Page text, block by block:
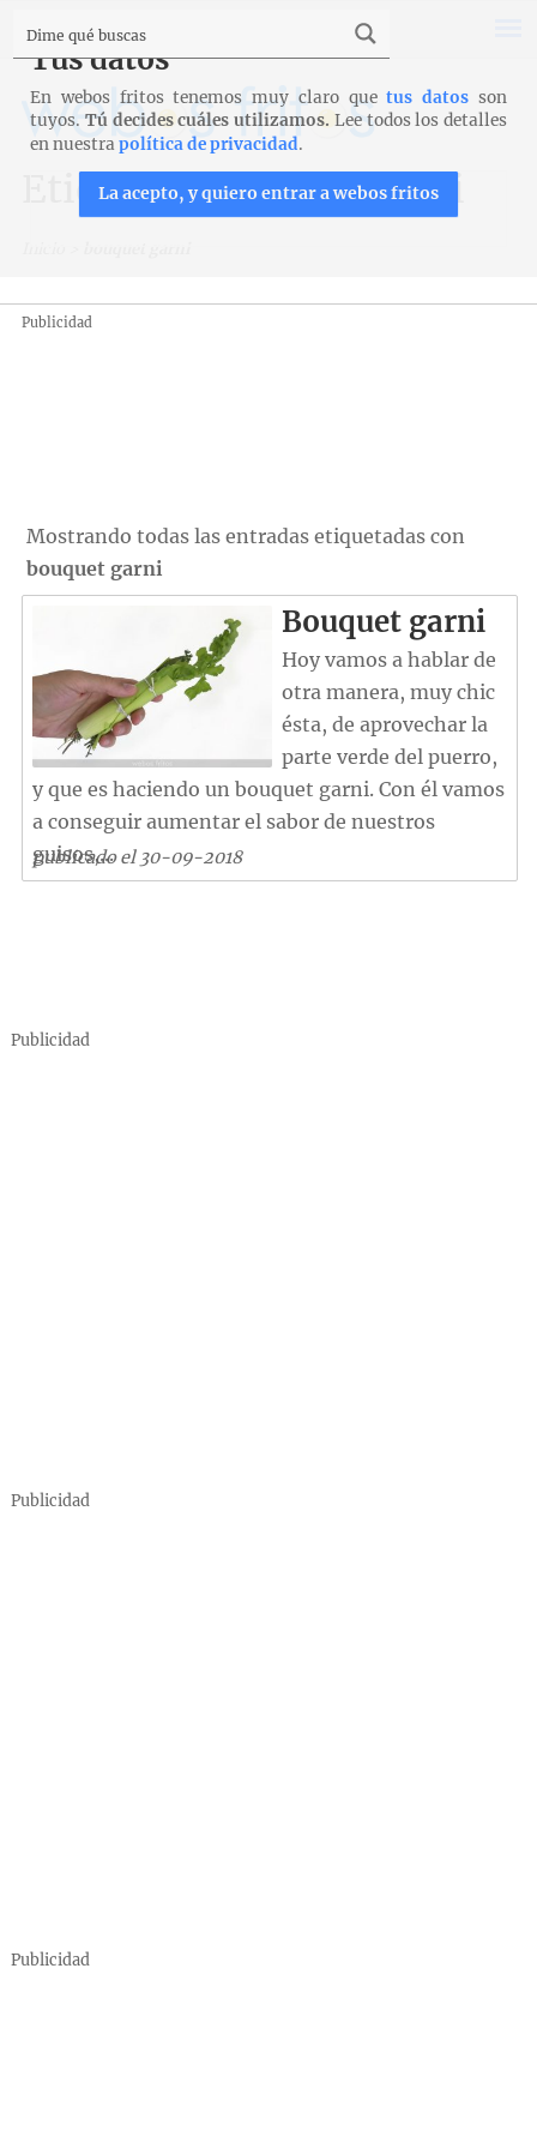
Etiqueta: bouquet garni
Publicidad
Mostrando todas las entradas etiquetadas con
bouquet garni
Bouquet garni
Hoy vamos a hablar de
otra manera, muy chic
ésta, de aprovechar la
parte verde del puerro,
y que es haciendo un bouquet garni. Con él vamos
a conseguir aumentar el sabor de nuestros
guisos,...
publicado el 30-09-2018
Publicidad
Publicidad
Publicidad
Tus datos
En webos fritos tenemos muy claro quetus datos son
tuyos. Tú decides cuáles utilizamos. Lee todos los detalles
en nuestrapolítica de privacidad.
La acepto, y quiero entrar a webos fritos